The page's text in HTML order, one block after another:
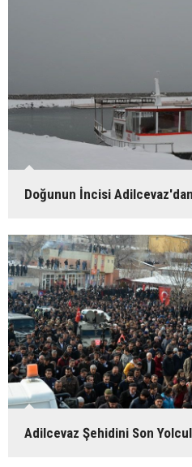
Doğunun İncisi Adilcevaz'dan
Adilcevaz Şehidini Son